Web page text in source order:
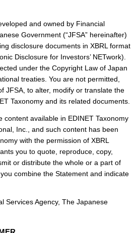
and owned by Financial
Government (“JFSA” hereinafter)
disclosure documents in XBRL format
Disclosure for Investors’ NETwork).
under the Copyright Law of Japan
treaties. You are not permitted,
JFSA, to alter, modify or translate the
Taxonomy and its related documents.
content available in EDINET Taxonomy
Inc., and such content has been
with the permission of XBRL
you to quote, reproduce, copy,
or distribute the whole or a part of
combine the Statement and indicate
Services Agency, The Japanese